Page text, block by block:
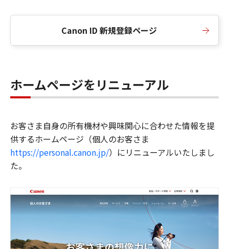
Canon ID 新規登録ページ
ホームページをリニューアル
お客さま自身の所有機材や興味関心に合わせた情報を提
供するホームページ（個人のお客さま
https://personal.canon.jp/）にリニューアルいたしまし
た。